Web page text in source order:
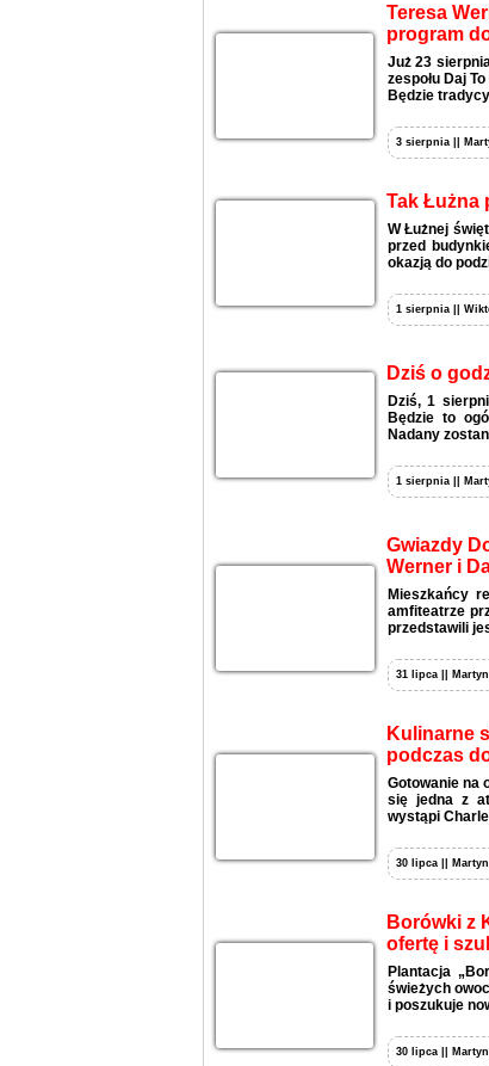
Teresa
program
Już 23
zespołu Daj
Będzie
3 sierpnia ||
Tak Łużna
W Łużnej
przed
okazją do
1 sierpnia ||
Dziś o
Dziś, 1
Będzie to
Nadany
1 sierpnia ||
Gwiazdy
Werner i
Mieszkańcy
amfiteatrze
przedstawili
31 lipca ||
Kulinarne
podczas
Gotowanie na
się jedna z
wystąpi
30 lipca ||
Borówki z
ofertę i
Plantacja
świeżych
i poszukuje
30 lipca ||